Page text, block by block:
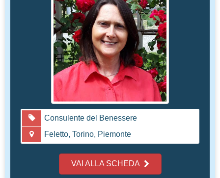
Consulente del Benessere
Feletto, Torino, Piemonte
VAI ALLA SCHEDA